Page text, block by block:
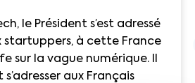
le Président s’est adressé
startuppers, à cette France
sur la vague numérique. Il
aux Français